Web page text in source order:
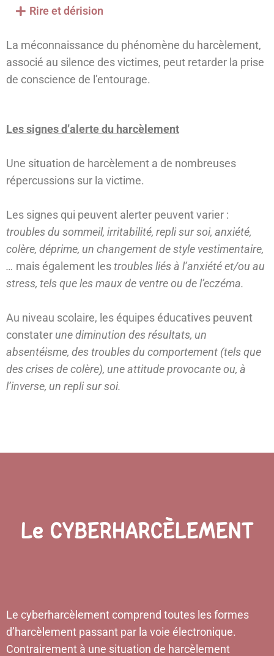
Rire et dérision
La méconnaissance du phénomène du harcèlement,
associé au silence des victimes, peut retarder la prise
de conscience de l’entourage.
Les signes d’alerte du harcèlement
Une situation de harcèlement a de nombreuses
répercussions sur la victime.
Les signes qui peuvent alerter peuvent varier :
troubles du sommeil, irritabilité, repli sur soi, anxiété,
colère, déprime, un changement de style vestimentaire,
… mais également lestroubles liés à l’anxiété et/ou au
stress, tels que les maux de ventre ou de l’eczéma.
Au niveau scolaire, les équipes éducatives peuvent
constater une diminution des résultats, un
absentéisme, des troubles du comportement (tels que
des crises de colère), une attitude provocante ou, à
l’inverse, un repli sur soi.
Le cyberharcèlementcomprend toutes les formes
d’harcèlement passant par la voie électronique.
Contrairement à une situation de harcèlement